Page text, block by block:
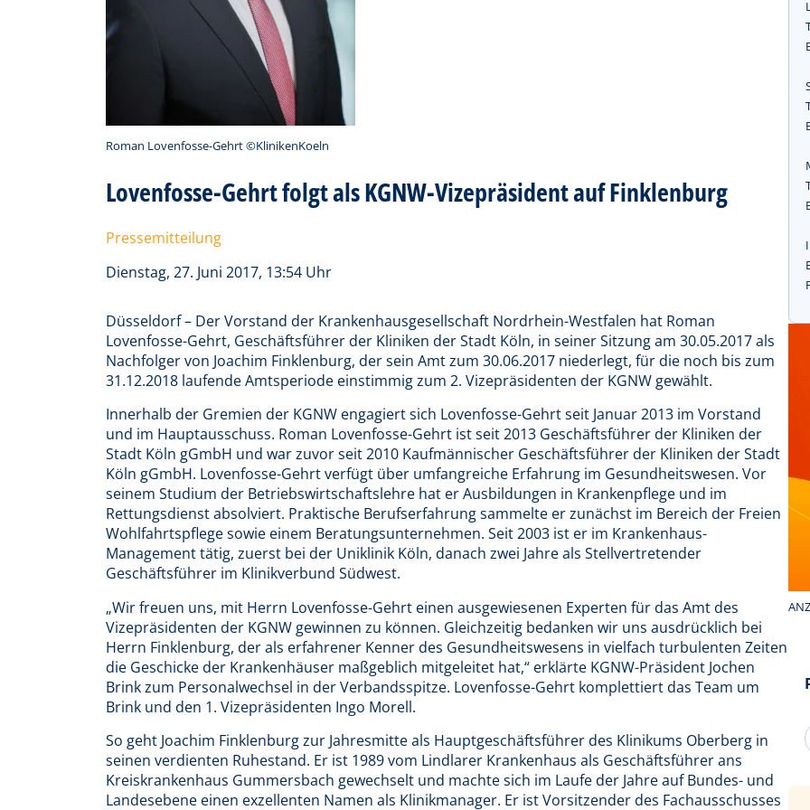
Roman Lovenfosse-Gehrt ©KlinikenKoeln
Lovenfosse-Gehrt folgt als KGNW-Vizepräsident auf Finklenburg
Pressemitteilung
Dienstag, 27. Juni 2017, 13:54 Uhr
Düsseldorf – Der Vorstand der Krankenhausgesellschaft Nordrhein-Westfalen hat Roman
Lovenfosse-Gehrt, Geschäftsführer der Kliniken der Stadt Köln, in seiner Sitzung am 30.05.2017 als
Nachfolger von Joachim Finklenburg, der sein Amt zum 30.06.2017 niederlegt, für die noch bis zum
31.12.2018 laufende Amtsperiode einstimmig zum 2. Vizepräsidenten der KGNW gewählt.
Innerhalb der Gremien der KGNW engagiert sich Lovenfosse-Gehrt seit Januar 2013 im Vorstand
und im Hauptausschuss. Roman Lovenfosse-Gehrt ist seit 2013 Geschäftsführer der Kliniken der
Stadt Köln gGmbH und war zuvor seit 2010 Kaufmännischer Geschäftsführer der Kliniken der Stadt
Köln gGmbH. Lovenfosse-Gehrt verfügt über umfangreiche Erfahrung im Gesundheitswesen. Vor
seinem Studium der Betriebswirtschaftslehre hat er Ausbildungen in Krankenpflege und im
Rettungsdienst absolviert. Praktische Berufserfahrung sammelte er zunächst im Bereich der Freien
Wohlfahrtspflege sowie einem Beratungsunternehmen. Seit 2003 ist er im Krankenhaus-
Management tätig, zuerst bei der Uniklinik Köln, danach zwei Jahre als Stellvertretender
Geschäftsführer im Klinikverbund Südwest.
„Wir freuen uns, mit Herrn Lovenfosse-Gehrt einen ausgewiesenen Experten für das Amt des
Vizepräsidenten der KGNW gewinnen zu können. Gleichzeitig bedanken wir uns ausdrücklich bei
Herrn Finklenburg, der als erfahrener Kenner des Gesundheitswesens in vielfach turbulenten Zeiten
die Geschicke der Krankenhäuser maßgeblich mitgeleitet hat,“ erklärte KGNW-Präsident Jochen
Brink zum Personalwechsel in der Verbandsspitze. Lovenfosse-Gehrt komplettiert das Team um
Brink und den 1. Vizepräsidenten Ingo Morell.
So geht Joachim Finklenburg zur Jahresmitte als Hauptgeschäftsführer des Klinikums Oberberg in
seinen verdienten Ruhestand. Er ist 1989 vom Lindlarer Krankenhaus als Geschäftsführer ans
Kreiskrankenhaus Gummersbach gewechselt und machte sich im Laufe der Jahre auf Bundes- und
Landesebene einen exzellenten Namen als Klinikmanager. Er ist Vorsitzender des Fachausschusses